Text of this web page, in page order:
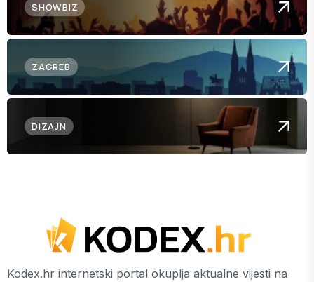
SHOWBIZ
ZAGREB
DIZAJN
Kodex.hr internetski portal okuplja aktualne vijesti na